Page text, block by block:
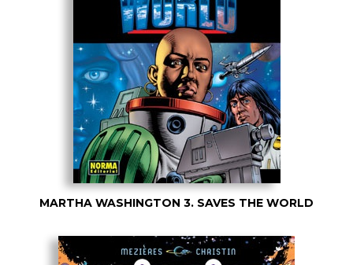
MARTHA WASHINGTON 3. SAVES THE WORLD